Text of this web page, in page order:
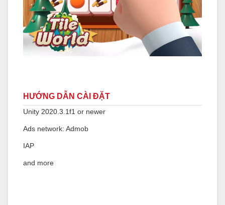
HƯỚNG DẪN CÀI ĐẶT
Unity 2020.3.1f1 or newer
Ads network: Admob
IAP
and more